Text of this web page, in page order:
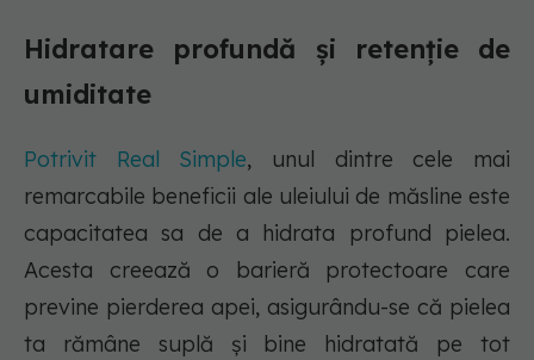
Hidratare profundă și retenție de
umiditate
Potrivit Real Simple, unul dintre cele mai
remarcabile beneficii ale uleiului de măsline este
capacitatea sa de a hidrata profund pielea.
Acesta creează o barieră protectoare care
previne pierderea apei, asigurându-se că pielea
ta rămâne suplă și bine hidratată pe tot